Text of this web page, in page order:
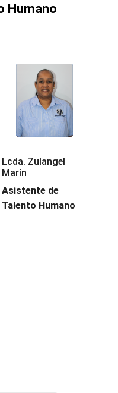
Humano
Lcda. Zulangel
Marín
Asistente de
Talento Humano